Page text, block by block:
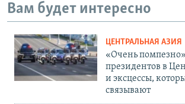
Вам будет интересно
ЦЕНТРАЛЬНАЯ АЗИЯ
«Очень
президентов в
и эксцессы,
связывают